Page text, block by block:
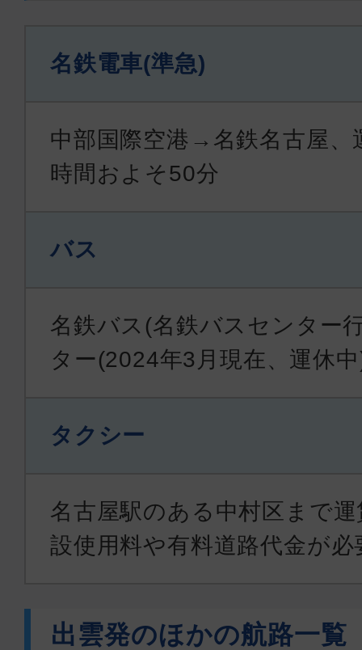
名鉄電車(準急)
中部国際空港→名鉄名古屋、
時間およそ50分
バス
名鉄バス(名鉄バスセンター
ター(2024年3月現在、運休
タクシー
名古屋駅のある中村区まで
設使用料や有料道路代金が必
出雲発のほかの航路一覧